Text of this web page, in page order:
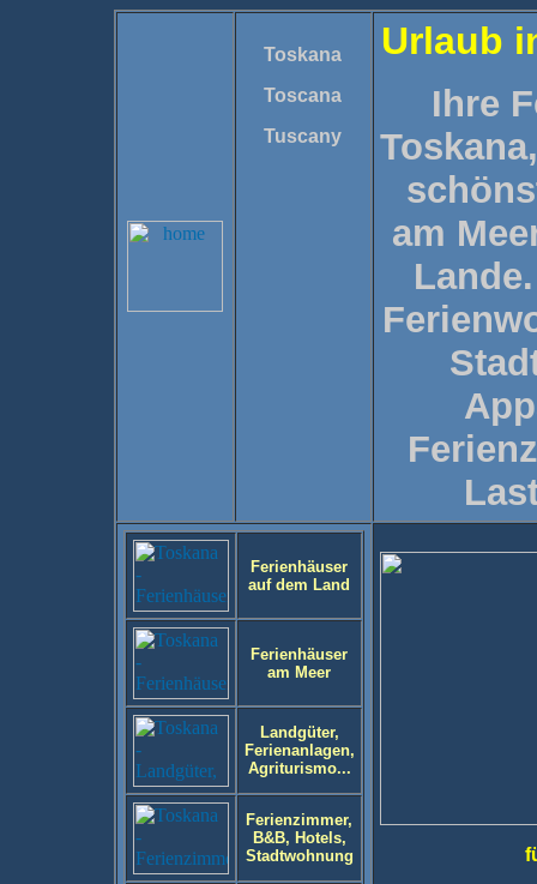
Toskana
Toscana
Tuscany
Urlaub
Ihre
am
Lande.
Ferienhäuser
auf dem Land
Ferienhäuser
am Meer
Landgüter,
Ferienanlagen,
Agriturismo...
Ferienzimmer,
B&B, Hotels,
Stadtwohnung